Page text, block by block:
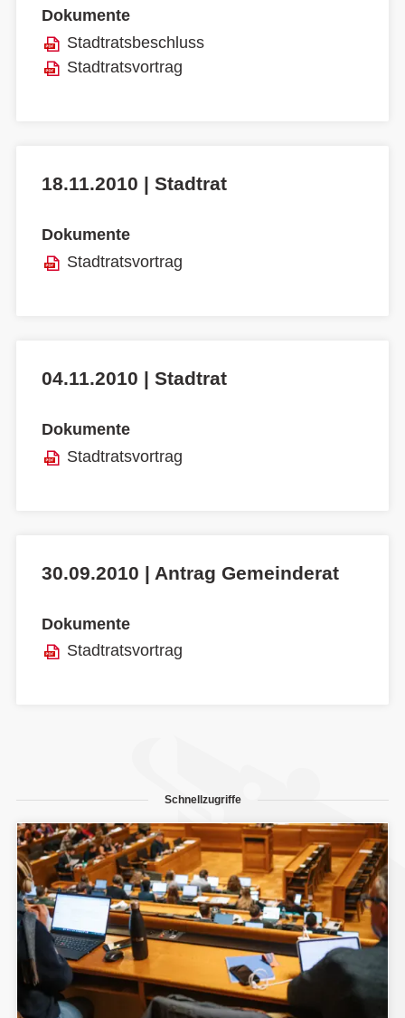
Dokumente
Stadtratsbeschluss
Stadtratsvortrag
18.11.2010 | Stadtrat
Dokumente
Stadtratsvortrag
04.11.2010 | Stadtrat
Dokumente
Stadtratsvortrag
30.09.2010 | Antrag Gemeinderat
Dokumente
Stadtratsvortrag
Schnellzugriffe